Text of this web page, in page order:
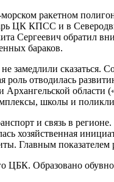
ракетном
ЦК КПСС и в
Сергеевич обратил
бараков.
замедлили сказаться.
роль отводилась
Архангельской
школы и
и связь в
хозяйственная
Главным
ЦБК. Образовано